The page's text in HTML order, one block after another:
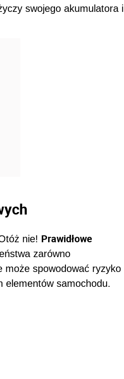
swojego akumulatora i
nie! Prawidłowe
zarówno
może spowodować ryzyko
elementów samochodu.